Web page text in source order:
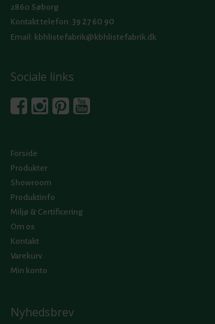
2860 Søborg
Kontakt telefon: 39 27 60 90
Email: kbhlistefabrik@kbhlistefabrik.dk
Sociale links
Forside
Produkter
Showroom
Produktinfo
Miljø & Certificering
Om os
Kontakt
Varekurv
Min konto
Nyhedsbrev